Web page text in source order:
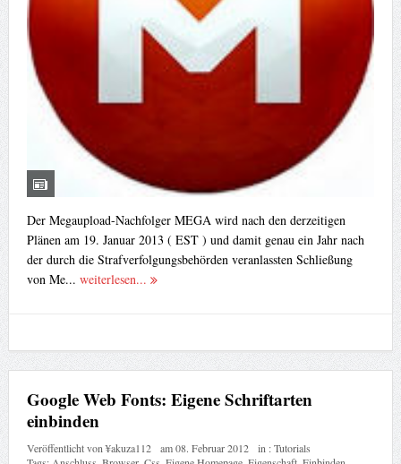
Der Megaupload-Nachfolger MEGA wird nach den derzeitigen
Plänen am 19. Januar 2013 ( EST ) und damit genau ein Jahr nach
der durch die Strafverfolgungsbehörden veranlassten Schließung
von Me... weiterlesen...
Google Web Fonts: Eigene Schriftarten
einbinden
Veröffentlicht von¥akuza112 am08. Februar 2012 in :Tutorials